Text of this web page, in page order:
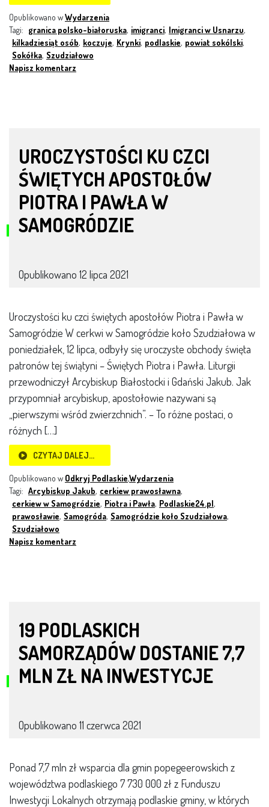
Opublikowano wWydarzenia
Tagi: granica polsko-białoruska, imigranci, Imigranci w Usnarzu,
kilkadziesiąt osób, koczuje, Krynki, podlaskie, powiat sokólski,
Sokółka, Szudziałowo
Napisz komentarz
UROCZYSTOŚCI KU CZCI
ŚWIĘTYCH APOSTOŁÓW
PIOTRA I PAWŁA W
SAMOGRÓDZIE
Opublikowano 12 lipca 2021
Uroczystości ku czci świętych apostołów Piotra i Pawła w
Samogródzie W cerkwi w Samogródzie koło Szudziałowa w
poniedziałek, 12 lipca, odbyły się uroczyste obchody święta
patronów tej świątyni – Świętych Piotra i Pawła. Liturgii
przewodniczył Arcybiskup Białostocki i Gdański Jakub. Jak
przypomniał arcybiskup, apostołowie nazywani są
„pierwszymi wśród zwierzchnich”. – To różne postaci, o
różnych […]
CZYTAJ DALEJ…
Opublikowano w Odkryj Podlaskie,Wydarzenia
Tagi: Arcybiskup Jakub, cerkiew prawosławna,
cerkiew w Samogródzie, Piotra i Pawła, Podlaskie24.pl,
prawosławie, Samogróda, Samogródzie koło Szudziałowa,
Szudziałowo
Napisz komentarz
19 PODLASKICH
SAMORZĄDÓW DOSTANIE 7,7
MLN ZŁ NA INWESTYCJE
Opublikowano 11 czerwca 2021
Ponad 7,7 mln zł wsparcia dla gmin popegeerowskich z
województwa podlaskiego 7 730 000 zł z Funduszu
Inwestycji Lokalnych otrzymają podlaskie gminy, w których